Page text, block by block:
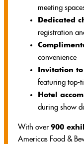
meeting
Dedicated
registration
convenience
Invitation
featuring top-
Hotel
during show
With over900
Americas Food &